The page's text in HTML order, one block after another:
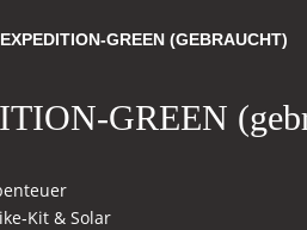
GREEN (GEBRAUCHT)
GREEN
& Solar